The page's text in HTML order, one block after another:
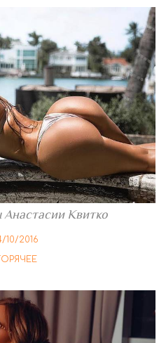
Анастасии Квитко
10/2016